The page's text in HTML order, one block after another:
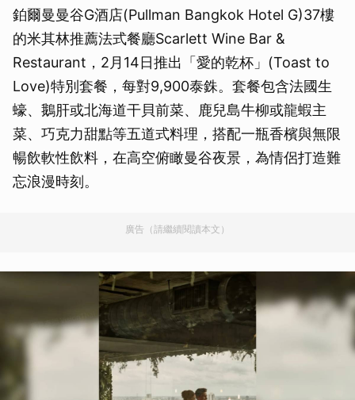
鉑爾曼曼谷G酒店(Pullman Bangkok Hotel G)37樓
的米其林推薦法式餐廳Scarlett Wine Bar &
Restaurant，2月14日推出「愛的乾杯」(Toast to
Love)特別套餐，每對9,900泰銖。套餐包含法國生
蠔、鵝肝或北海道干貝前菜、鹿兒島牛柳或龍蝦主
菜、巧克力甜點等五道式料理，搭配一瓶香檳與無限
暢飲軟性飲料，在高空俯瞰曼谷夜景，為情侶打造難
忘浪漫時刻。
廣告（請繼續閱讀本文）